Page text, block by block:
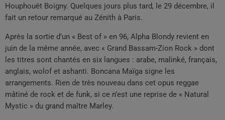
Houphouët Boigny. Quelques jours plus tard, le 29 décembre, il
fait un retour remarqué au Zénith à Paris.
Après la sortie d’un « Best of » en 96, Alpha Blondy revient en
juin de la même année, avec « Grand Bassam-Zion Rock » dont
les titres sont chantés en six langues : arabe, malinké, français,
anglais, wolof et ashanti. Boncana Maïga signe les
arrangements. Rien de très nouveau dans cet opus reggae
mâtiné de rock et de funk, si ce n’est une reprise de « Natural
Mystic » du grand maître Marley.